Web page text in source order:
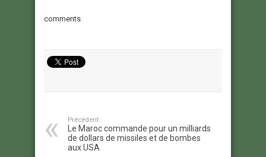
comments
Précédent :
Le Maroc commande pour un milliards
de dollars de missiles et de bombes
aux USA